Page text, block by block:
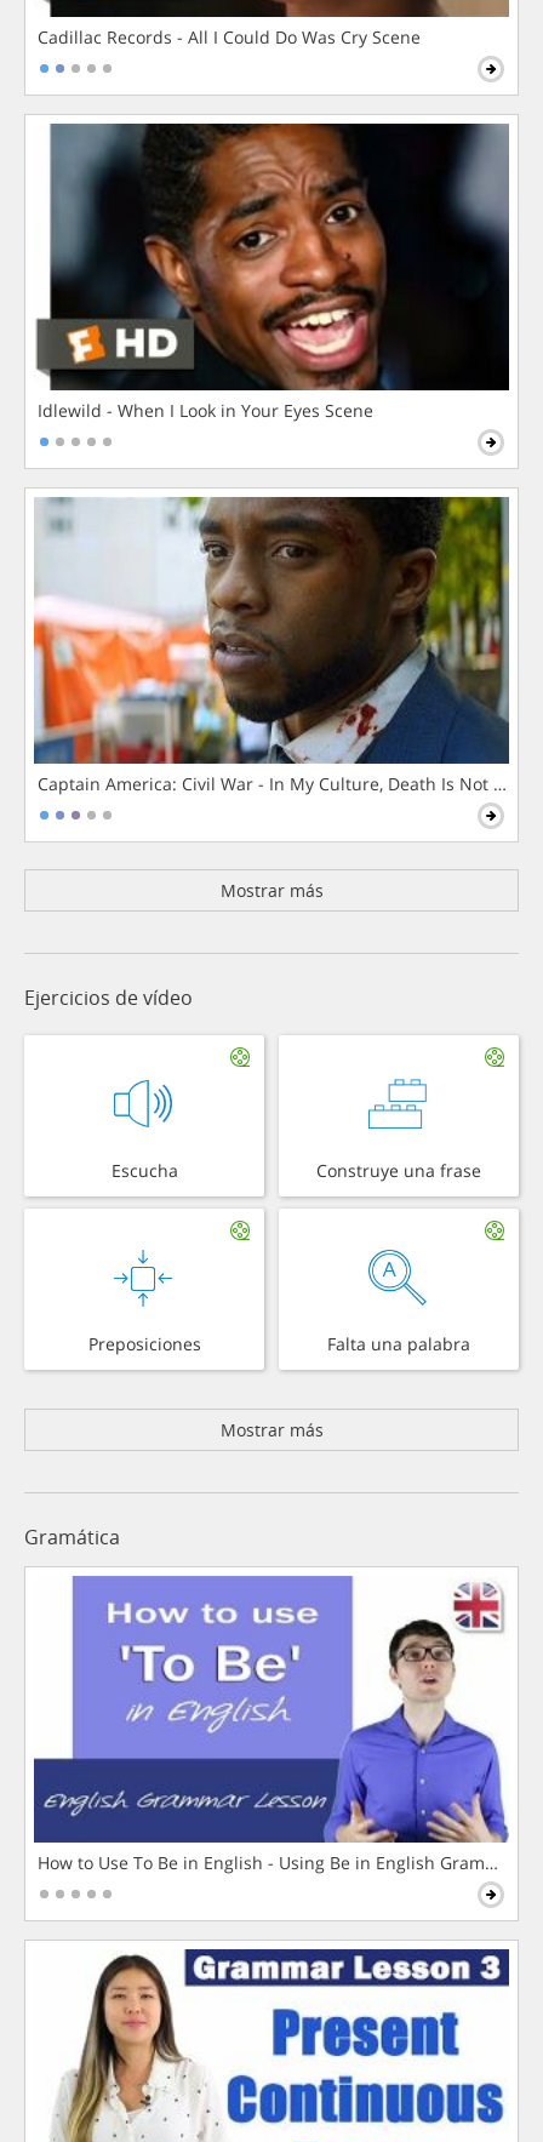
Cadillac Records - All I Could Do Was Cry Scene
Idlewild - When I Look in Your Eyes Scene
Captain America: Civil War - In My Culture, Death Is Not The
Mostrar más
Ejercicios de vídeo
Escucha Construye una frase
Preposiciones Falta una palabra
Mostrar más
Gramática
How to Use To Be in English - Using Be in English Grammar